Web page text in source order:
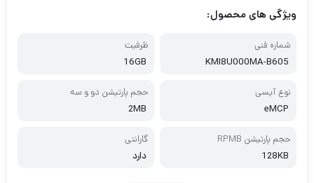
ویژگی های محصول:
شماره فنی
KMI8U000MA-B605
ظرفیت
16GB
نوع آیسی
eMCP
حجم پارتیشن دو و سه
2MB
حجم پارتیشن RPMB
128KB
گارانتی
دارد